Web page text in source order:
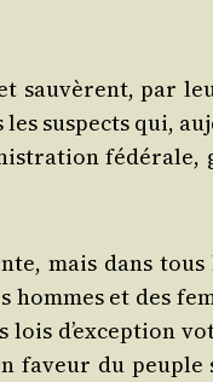
sau­vèrent, par
sus­pects qui,
mais dans tous
et des
lois d’ex­cep­tion
faveur du